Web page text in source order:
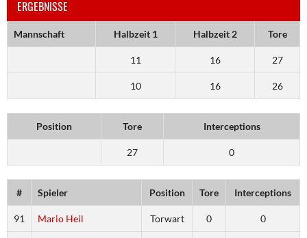
ERGEBNISSE
Mannschaft Halbzeit 1 Halbzeit 2 Tore
11 16 27
10 16 26
Position Tore Interceptions
27 0
# Spieler Position Tore Interceptions
91 Mario Heil Torwart 0 0